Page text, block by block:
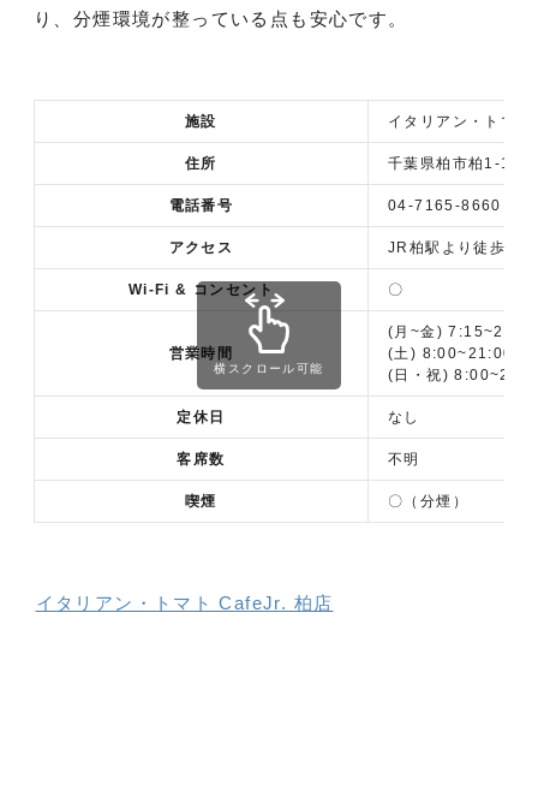
り、分煙環境が整っている点も安心です。
施設 イタリアン・トマ
住所 千葉県柏市柏1-1-
電話番号 04-7165-8660
アクセス JR柏駅より徒歩1分
Wi-Fi & コンセント 〇
営業時間
(月~金)
(土) 8:00~21:00
(日・祝)
定休日 なし
客席数 不明
喫煙 〇（分煙）
横スクロール可能
イタリアン・トマト CafeJr. 柏店